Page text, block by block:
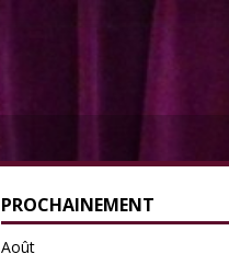
PROCHAINEMENT
Août